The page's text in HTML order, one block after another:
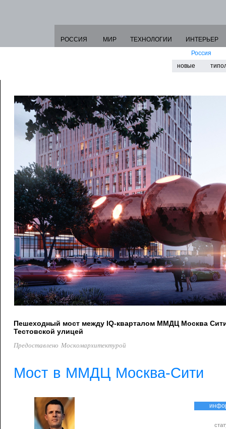
РОССИЯ МИР ТЕХНОЛОГИИ
ИНТЕРЬЕР
Россия
новые
Пешеходный мост между IQ-кварталом ММДЦ Москва
Тестовской улицей
Предоставлено Москомархитектурой
Мост в ММДЦ Москва-Сити